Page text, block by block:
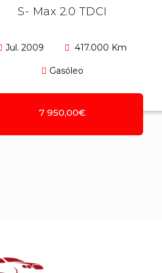
S- Max 2.0 TDCI
Jul. 2009 417.000 Km
Gasóleo
7 950,00€